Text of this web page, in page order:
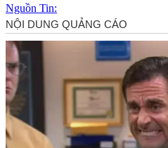
Nguồn Tin: